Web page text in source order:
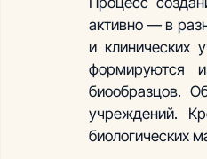
активно — в
и клинических
формируются
биообразцов.
учреждений.
биологических